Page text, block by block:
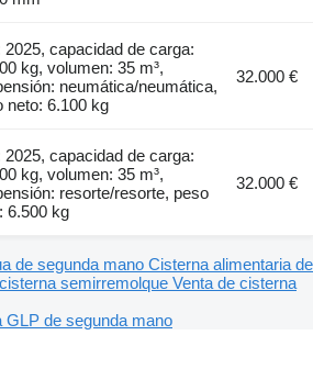
2025, capacidad de carga:
kg, volumen: 35 m³,
neumática/neumática,
neto: 6.100 kg
32.000 €
2025, capacidad de carga:
kg, volumen: 35 m³,
resorte/resorte, peso
6.500 kg
32.000 €
de segunda mano Cisterna alimentaria de
semirremolque Venta de cisterna
GLP de segunda mano